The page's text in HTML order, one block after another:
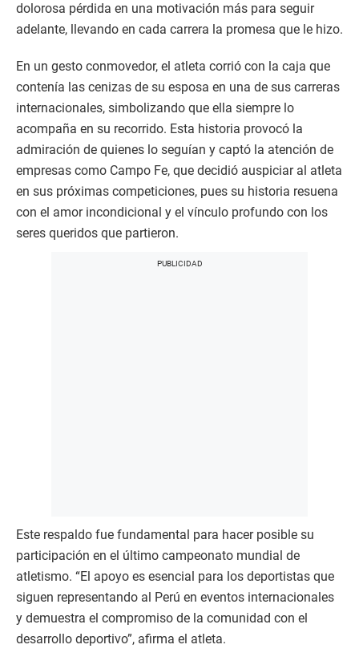
dolorosa pérdida en una motivación más para seguir
adelante, llevando en cada carrera la promesa que le hizo.
En un gesto conmovedor, el atleta corrió con la caja que
contenía las cenizas de su esposa en una de sus carreras
internacionales, simbolizando que ella siempre lo
acompaña en su recorrido. Esta historia provocó la
admiración de quienes lo seguían y captó la atención de
empresas como Campo Fe, que decidió auspiciar al atleta
en sus próximas competiciones, pues su historia resuena
con el amor incondicional y el vínculo profundo con los
seres queridos que partieron.
Este respaldo fue fundamental para hacer posible su
participación en el último campeonato mundial de
atletismo. “El apoyo es esencial para los deportistas que
siguen representando al Perú en eventos internacionales
y demuestra el compromiso de la comunidad con el
desarrollo deportivo”, afirma el atleta.